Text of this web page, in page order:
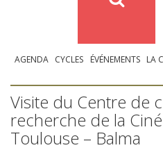
AGENDA CYCLES ÉVÉNEMENTS LA
Visite du Centre de
recherche de la
Toulouse – Balma